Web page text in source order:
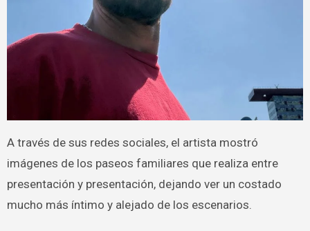
A través de sus redes sociales, el artista mostró
imágenes de los paseos familiares que realiza entre
presentación y presentación, dejando ver un costado
mucho más íntimo y alejado de los escenarios.